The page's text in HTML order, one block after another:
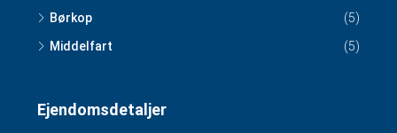
Børkop
(5)
Middelfart
(5)
Ejendomsdetaljer